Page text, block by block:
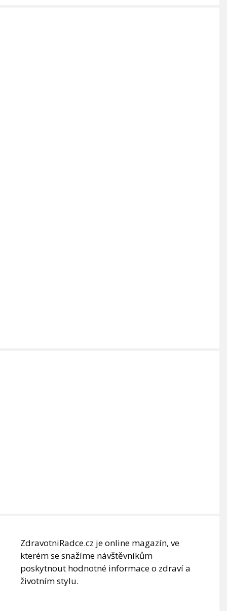
ZdravotniRadce.cz je online magazín, ve
kterém se snažíme návštěvníkům
poskytnout hodnotné informace o zdraví a
životním stylu.